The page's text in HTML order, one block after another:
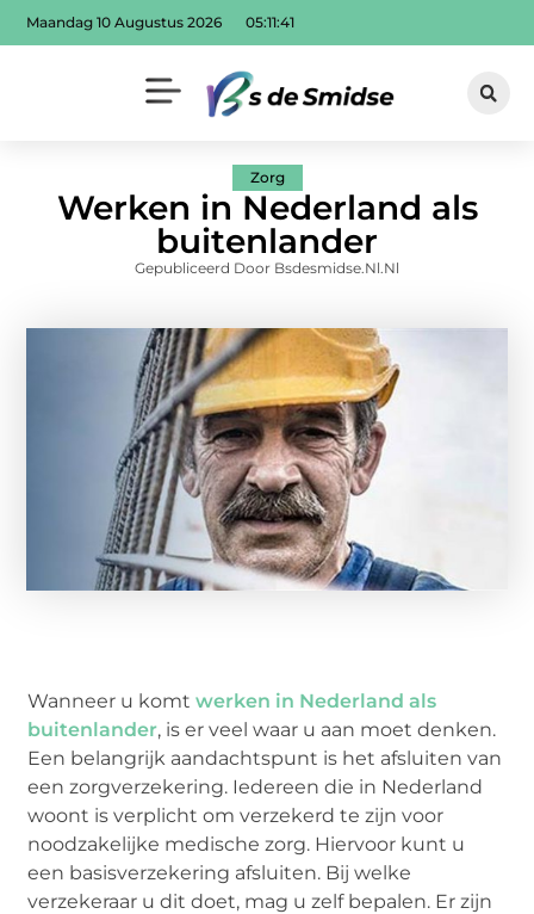
Maandag 10 Augustus 2026 05:11:42
Zorg
Werken in Nederland als
buitenlander
Gepubliceerd Door Bsdesmidse.nl.nl
Wanneer u komtwerken in Nederland als
buitenlander, is er veel waar u aan moet denken.
Een belangrijk aandachtspunt is het afsluiten van
een zorgverzekering. Iedereen die in Nederland
woont is verplicht om verzekerd te zijn voor
noodzakelijke medische zorg. Hiervoor kunt u
een basisverzekering afsluiten. Bij welke
verzekeraar u dit doet, mag u zelf bepalen. Er zijn